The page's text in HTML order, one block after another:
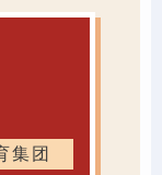
集团